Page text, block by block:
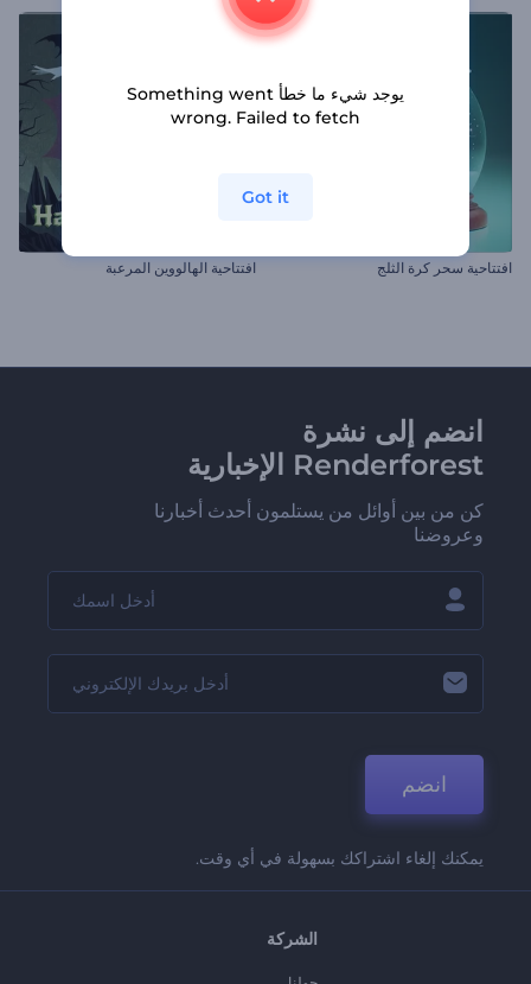
افتتاحية سحر كرة الثلج افتتاحية الهالووين المرعبة
انضم إلى نشرة
Renderforest الإخبارية
كن من بين أوائل من يستلمون أحدث أخبارنا
وعروضنا
انضم
يمكنك إلغاء اشتراكك بسهولة في أي وقت.
الشركة
يوجد شيء ما خطأ Something went
wrong. Failed to fetch
Got it